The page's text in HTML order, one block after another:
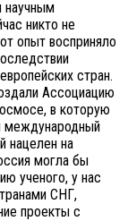
научным
никто не
опыт восприняло
стран.
Ассоциацию
в которую
международный
нацелен на
могла бы
ученого, у нас
СНГ,
проекты с